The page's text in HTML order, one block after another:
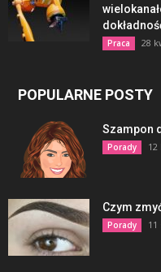
Praca 28
POPULARNE POSTY
Szampon
Porady 12
Czym
Porady 11